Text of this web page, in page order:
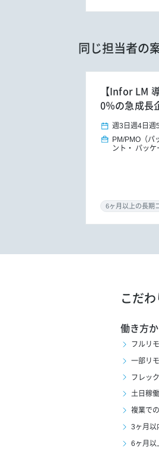
同じ担当者の
【Infor LM
0％の急成長
週3日 週4日 週
PM/PMO（パ
ント
パッケ
こだ
働き方
フルリ
一部リ
フレッ
土日稼
複業で
3ヶ月以
6ヶ月以